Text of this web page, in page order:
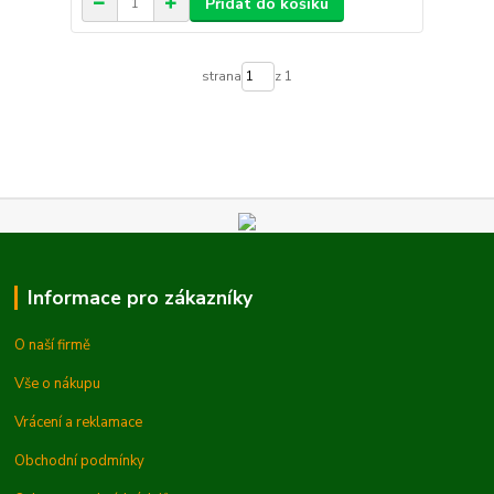
strana z 1
Informace pro zákazníky
O naší firmě
Vše o nákupu
Vrácení a reklamace
Obchodní podmínky